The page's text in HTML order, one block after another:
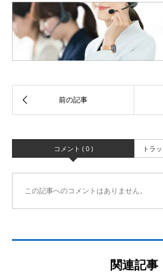
コメント ( 0 ) トラ
この記事へのコメントはありません。
関連記事